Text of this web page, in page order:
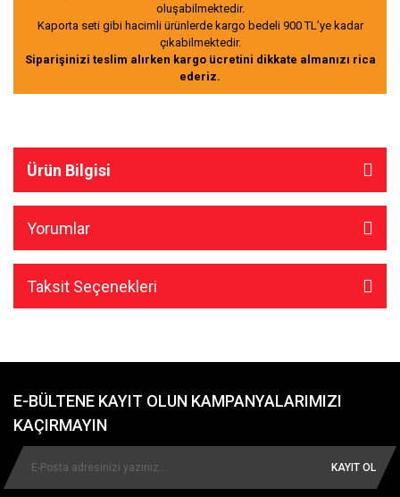
oluşabilmektedir.
Kaporta seti gibi hacimli ürünlerde kargo bedeli 900 TL’ye kadar
çıkabilmektedir.
Siparişinizi teslim alırken kargo ücretini dikkate almanızı rica
ederiz.
Ürün Bilgisi
Yorumlar
Taksit Seçenekleri
E-BÜLTENE KAYIT OLUN KAMPANYALARIMIZI
KAÇIRMAYIN
KAYIT OL